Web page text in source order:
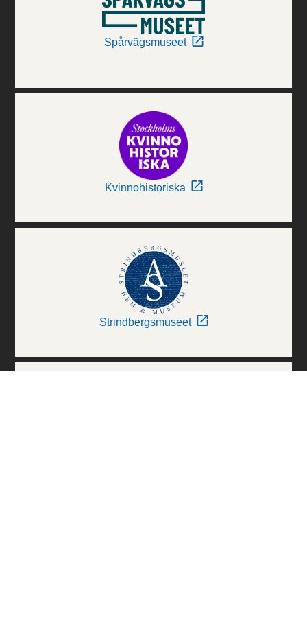
Spårvägsmuseet
Kvinnohistoriska
Strindbergsmuseet